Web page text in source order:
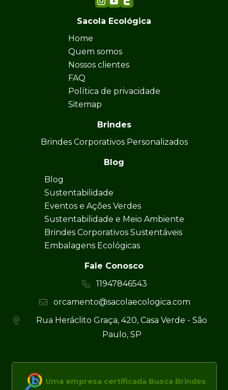
Sacola Ecológica
Home
Quem somos
Nossos clientes
FAQ
Política de privacidade
Sitemap
Brindes
Brindes Corporativos Personalizados
Blog
Blog
Sustentabilidade
Eventos e Ações Verdes
Sustentabilidade e Meio Ambiente
Brindes Corporativos Sustentáveis
Embalagens Ecológicas
Fale Conosco
11947846543
orcamento@sacolaecologica.com
Rua Heráclito Graça, 420, Casa Verde - São
Paulo, SP
Uma empresa certificada Busca Brindes